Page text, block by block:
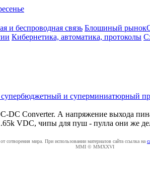
и беспроводная связь Блошиный рынок
Кибернетика, автоматика, протоколы
и суперминиатюрный
Converter. А напряжение выхода
VDC, чипы для пуш - пулла они же
сотворения мира. При использовании материалов сайта ссылка на
MMI © MMXXVI